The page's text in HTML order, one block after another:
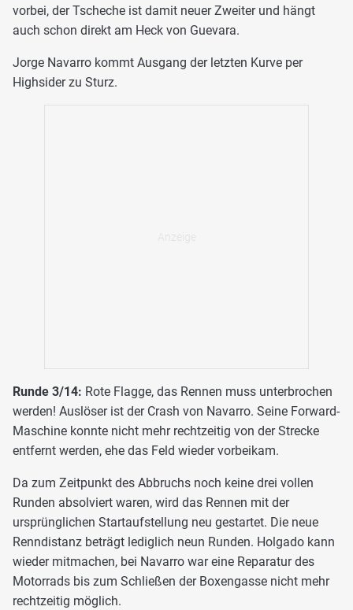
vorbei, der Tscheche ist damit neuer Zweiter und hängt
auch schon direkt am Heck von Guevara.
Jorge Navarro kommt Ausgang der letzten Kurve per
Highsider zu Sturz.
Runde 3/14: Rote Flagge, das Rennen muss unterbrochen
werden! Auslöser ist der Crash von Navarro. Seine Forward-
Maschine konnte nicht mehr rechtzeitig von der Strecke
entfernt werden, ehe das Feld wieder vorbeikam.
Da zum Zeitpunkt des Abbruchs noch keine drei vollen
Runden absolviert waren, wird das Rennen mit der
ursprünglichen Startaufstellung neu gestartet. Die neue
Renndistanz beträgt lediglich neun Runden. Holgado kann
wieder mitmachen, bei Navarro war eine Reparatur des
Motorrads bis zum Schließen der Boxengasse nicht mehr
rechtzeitig möglich.